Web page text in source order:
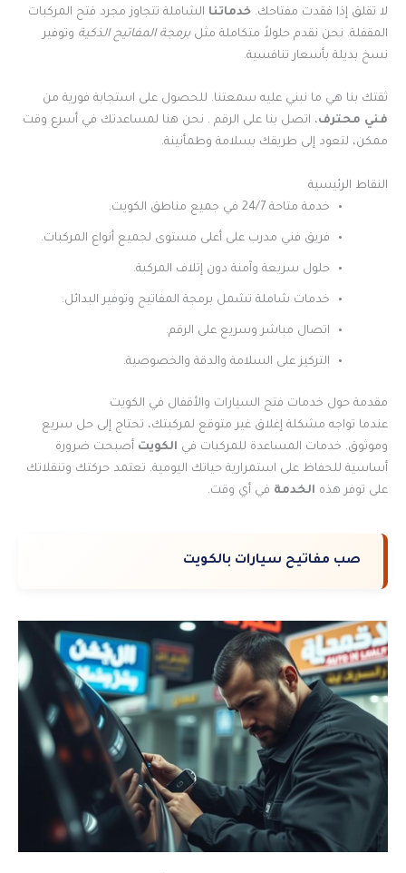
لا تقلق إذا فقدت مفتاحك. خدماتنا الشاملة تتجاوز مجرد فتح المركبات
المقفلة. نحن نقدم حلولاً متكاملة مثلبرمجة المفاتيح الذكية وتوفير
نسخ بديلة بأسعار تنافسية.
ثقتك بنا هي ما نبني عليه سمعتنا. للحصول على استجابة فورية من
فني محترف، اتصل بنا على الرقم . نحن هنا لمساعدتك في أسرع وقت
ممكن، لتعود إلى طريقك بسلامة وطمأنينة.
النقاط الرئيسية
خدمة متاحة 24/7 في جميع مناطق الكويت.
فريق فني مدرب على أعلى مستوى لجميع أنواع المركبات.
حلول سريعة وآمنة دون إتلاف المركبة.
خدمات شاملة تشمل برمجة المفاتيح وتوفير البدائل.
اتصال مباشر وسريع على الرقم.
التركيز على السلامة والدقة والخصوصية.
مقدمة حول خدمات فتح السيارات والأقفال في الكويت
عندما تواجه مشكلة إغلاق غير متوقع لمركبتك، تحتاج إلى حل سريع
وموثوق. خدمات المساعدة للمركبات في الكويت أصبحت ضرورة
أساسية للحفاظ على استمرارية حياتك اليومية. تعتمد حركتك وتنقلاتك
على توفر هذه الخدمة في أي وقت.
صب مفاتيح سيارات بالكويت